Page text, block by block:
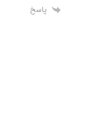
پاسخ